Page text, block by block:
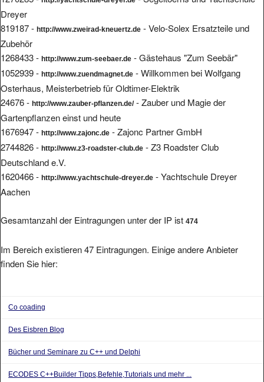
Dreyer
819187 - http://www.zweirad-kneuertz.de - Velo-Solex Ersatzteile und
Zubehör
1268433 - http://www.zum-seebaer.de - Gästehaus "Zum Seebär"
1052939 - http://www.zuendmagnet.de - Willkommen bei Wolfgang
Osterhaus, Meisterbetrieb für Oldtimer-Elektrik
24676 - http://www.zauber-pflanzen.de/- Zauber und Magie der
Gartenpflanzen einst und heute
1676947 - http://www.zajonc.de - Zajonc Partner GmbH
2744826 - http://www.z3-roadster-club.de - Z3 Roadster Club
Deutschland e.V.
1620466 - http://www.yachtschule-dreyer.de - Yachtschule Dreyer
Aachen
Gesamtanzahl der Eintragungen unter der IP ist 474
Im Bereich existieren 47 Eintragungen. Einige andere Anbieter
finden Sie hier:
Co coading
Des Eisbren Blog
Bücher und Seminare zu C++ und Delphi
ECODES C++Builder Tipps,Befehle,Tutorials und mehr ...